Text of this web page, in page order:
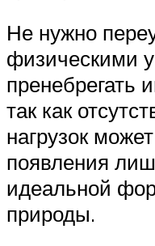
Не нужно
физическими
пренебрегать
так как
нагрузок
появления
идеальной
природы.